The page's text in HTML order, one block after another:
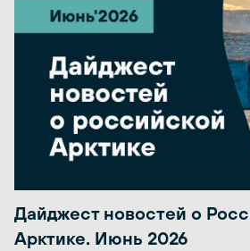
Дайджест новостей о
Арктике. Июнь 2026